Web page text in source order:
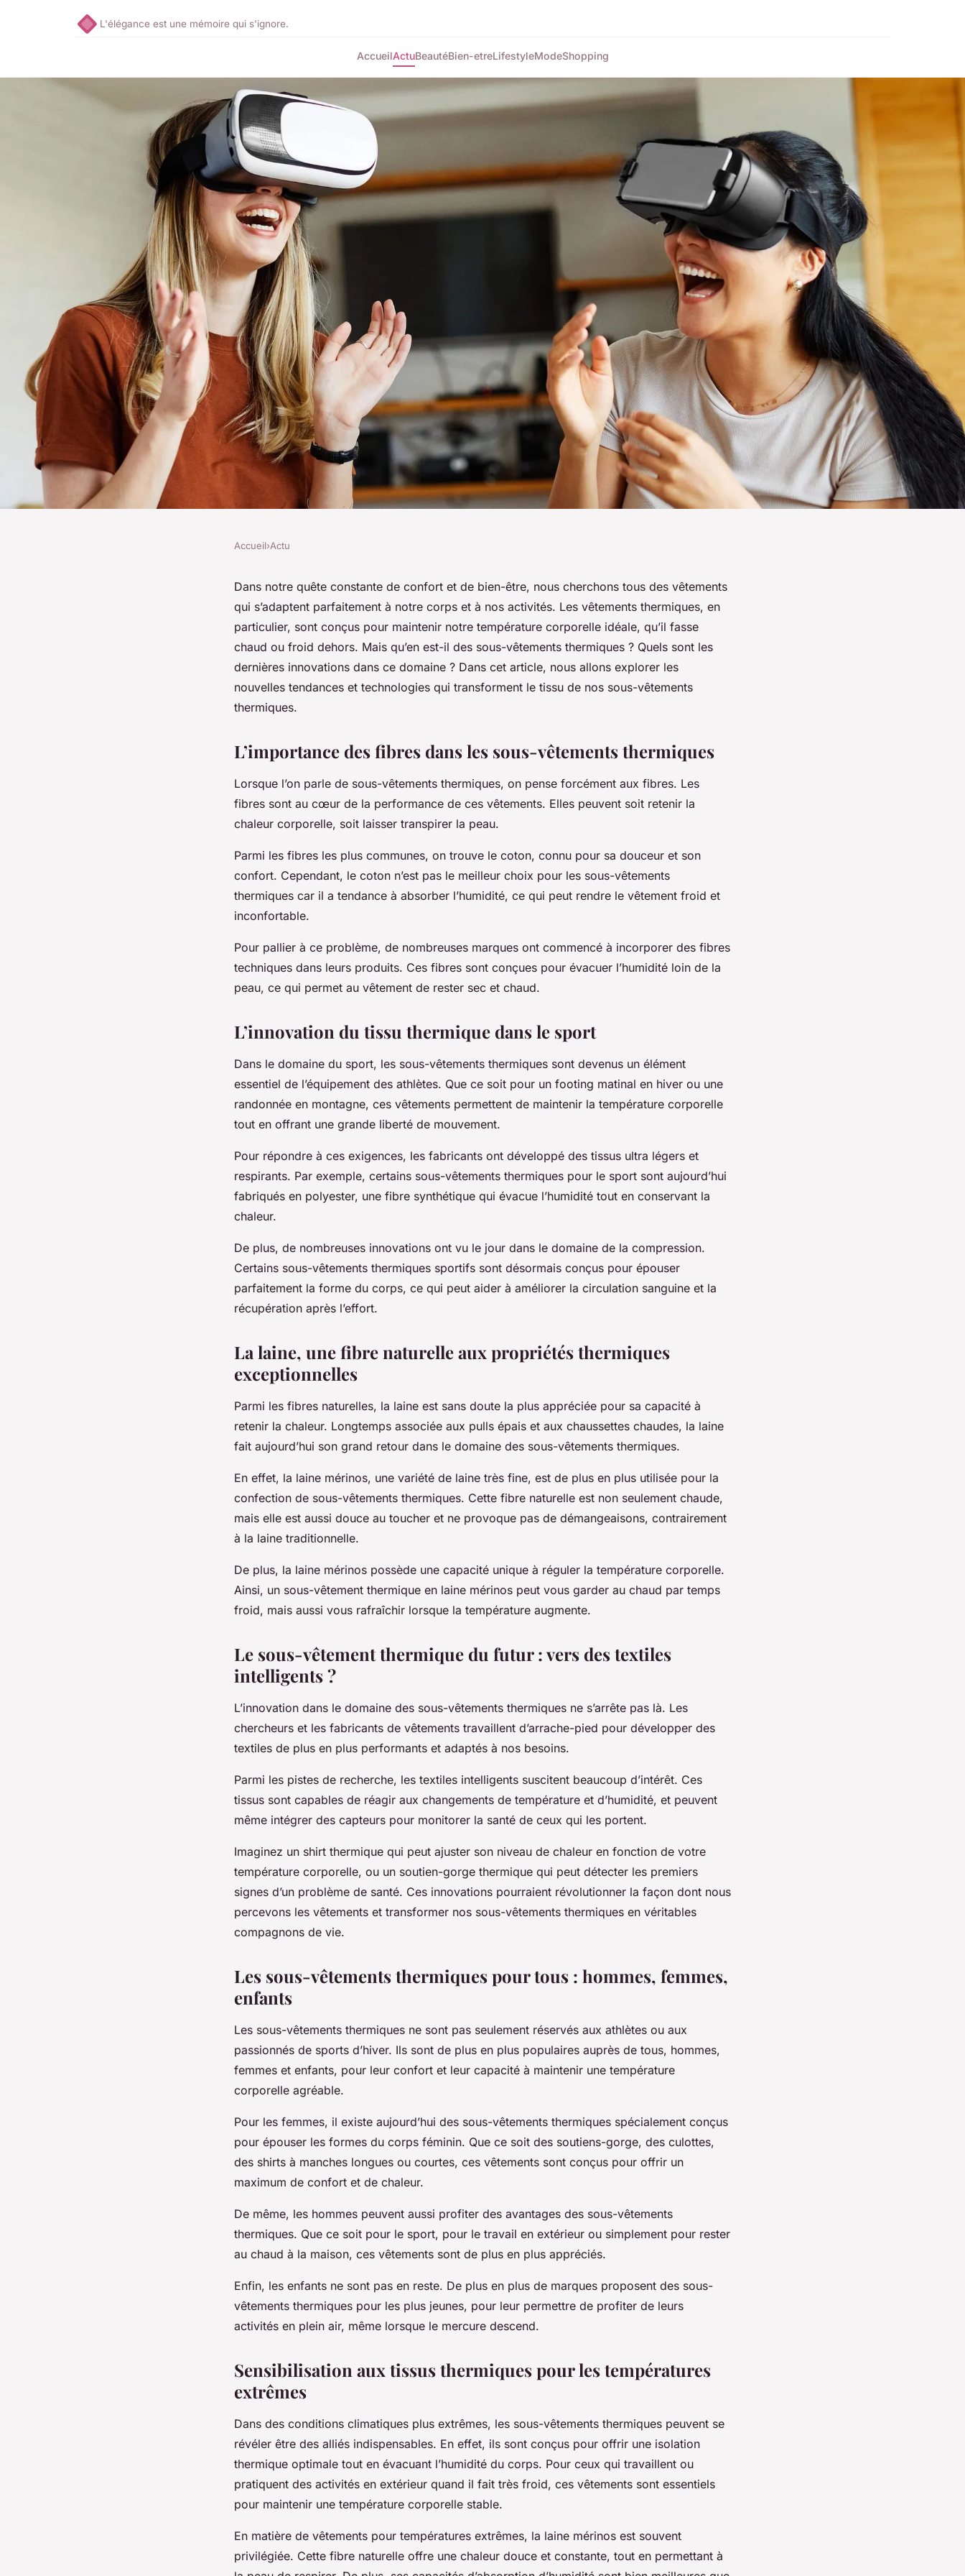
L'élégance est une mémoire qui s'ignore.
AccueilActuBeautéBien-etreLifestyleModeShopping
Innovations dans les tissus de sous-
vêtements thermiques
6 min de lecture
Accueil›Actu
Dans notre quête constante de confort et de bien-être, nous cherchons tous des vêtements
qui s’adaptent parfaitement à notre corps et à nos activités. Les vêtements thermiques, en
particulier, sont conçus pour maintenir notre température corporelle idéale, qu’il fasse
chaud ou froid dehors. Mais qu’en est-il des sous-vêtements thermiques ? Quels sont les
dernières innovations dans ce domaine ? Dans cet article, nous allons explorer les
nouvelles tendances et technologies qui transforment le tissu de nos sous-vêtements
thermiques.
L’importance des fibres dans les sous-vêtements thermiques
Lorsque l’on parle de sous-vêtements thermiques, on pense forcément aux fibres. Les
fibres sont au cœur de la performance de ces vêtements. Elles peuvent soit retenir la
chaleur corporelle, soit laisser transpirer la peau.
Parmi les fibres les plus communes, on trouve le coton, connu pour sa douceur et son
confort. Cependant, le coton n’est pas le meilleur choix pour les sous-vêtements
thermiques car il a tendance à absorber l’humidité, ce qui peut rendre le vêtement froid et
inconfortable.
Pour pallier à ce problème, de nombreuses marques ont commencé à incorporer des fibres
techniques dans leurs produits. Ces fibres sont conçues pour évacuer l’humidité loin de la
peau, ce qui permet au vêtement de rester sec et chaud.
L’innovation du tissu thermique dans le sport
Dans le domaine du sport, les sous-vêtements thermiques sont devenus un élément
essentiel de l’équipement des athlètes. Que ce soit pour un footing matinal en hiver ou une
randonnée en montagne, ces vêtements permettent de maintenir la température corporelle
tout en offrant une grande liberté de mouvement.
Pour répondre à ces exigences, les fabricants ont développé des tissus ultra légers et
respirants. Par exemple, certains sous-vêtements thermiques pour le sport sont aujourd’hui
fabriqués en polyester, une fibre synthétique qui évacue l’humidité tout en conservant la
chaleur.
De plus, de nombreuses innovations ont vu le jour dans le domaine de la compression.
Certains sous-vêtements thermiques sportifs sont désormais conçus pour épouser
parfaitement la forme du corps, ce qui peut aider à améliorer la circulation sanguine et la
récupération après l’effort.
La laine, une fibre naturelle aux propriétés thermiques
exceptionnelles
Parmi les fibres naturelles, la laine est sans doute la plus appréciée pour sa capacité à
retenir la chaleur. Longtemps associée aux pulls épais et aux chaussettes chaudes, la laine
fait aujourd’hui son grand retour dans le domaine des sous-vêtements thermiques.
En effet, la laine mérinos, une variété de laine très fine, est de plus en plus utilisée pour la
confection de sous-vêtements thermiques. Cette fibre naturelle est non seulement chaude,
mais elle est aussi douce au toucher et ne provoque pas de démangeaisons, contrairement
à la laine traditionnelle.
De plus, la laine mérinos possède une capacité unique à réguler la température corporelle.
Ainsi, un sous-vêtement thermique en laine mérinos peut vous garder au chaud par temps
froid, mais aussi vous rafraîchir lorsque la température augmente.
Le sous-vêtement thermique du futur : vers des textiles
intelligents ?
L’innovation dans le domaine des sous-vêtements thermiques ne s’arrête pas là. Les
chercheurs et les fabricants de vêtements travaillent d’arrache-pied pour développer des
textiles de plus en plus performants et adaptés à nos besoins.
Parmi les pistes de recherche, les textiles intelligents suscitent beaucoup d’intérêt. Ces
tissus sont capables de réagir aux changements de température et d’humidité, et peuvent
même intégrer des capteurs pour monitorer la santé de ceux qui les portent.
Imaginez un shirt thermique qui peut ajuster son niveau de chaleur en fonction de votre
température corporelle, ou un soutien-gorge thermique qui peut détecter les premiers
signes d’un problème de santé. Ces innovations pourraient révolutionner la façon dont nous
percevons les vêtements et transformer nos sous-vêtements thermiques en véritables
compagnons de vie.
Les sous-vêtements thermiques pour tous : hommes, femmes,
enfants
Les sous-vêtements thermiques ne sont pas seulement réservés aux athlètes ou aux
passionnés de sports d’hiver. Ils sont de plus en plus populaires auprès de tous, hommes,
femmes et enfants, pour leur confort et leur capacité à maintenir une température
corporelle agréable.
Pour les femmes, il existe aujourd’hui des sous-vêtements thermiques spécialement conçus
pour épouser les formes du corps féminin. Que ce soit des soutiens-gorge, des culottes,
des shirts à manches longues ou courtes, ces vêtements sont conçus pour offrir un
maximum de confort et de chaleur.
De même, les hommes peuvent aussi profiter des avantages des sous-vêtements
thermiques. Que ce soit pour le sport, pour le travail en extérieur ou simplement pour rester
au chaud à la maison, ces vêtements sont de plus en plus appréciés.
Enfin, les enfants ne sont pas en reste. De plus en plus de marques proposent des sous-
vêtements thermiques pour les plus jeunes, pour leur permettre de profiter de leurs
activités en plein air, même lorsque le mercure descend.
Sensibilisation aux tissus thermiques pour les températures
extrêmes
Dans des conditions climatiques plus extrêmes, les sous-vêtements thermiques peuvent se
révéler être des alliés indispensables. En effet, ils sont conçus pour offrir une isolation
thermique optimale tout en évacuant l’humidité du corps. Pour ceux qui travaillent ou
pratiquent des activités en extérieur quand il fait très froid, ces vêtements sont essentiels
pour maintenir une température corporelle stable.
En matière de vêtements pour températures extrêmes, la laine mérinos est souvent
privilégiée. Cette fibre naturelle offre une chaleur douce et constante, tout en permettant à